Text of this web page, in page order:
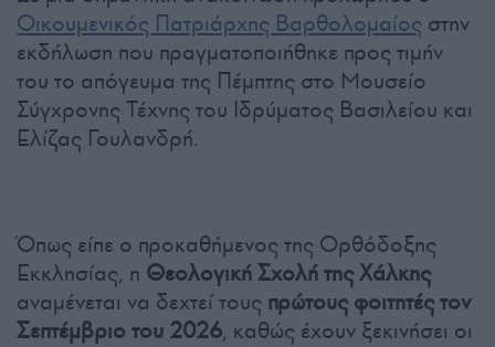
Οικουμενικός Πατριάρχης Βαρθολομαίος στην
εκδήλωση που πραγματοποιήθηκε προς τιμήν
του το απόγευμα της Πέμπτης στο Μουσείο
Σύγχρονης Τέχνης του Ιδρύματος Βασιλείου και
Ελίζας Γουλανδρή.
Όπως είπε ο προκαθήμενος της Ορθόδοξης
Εκκλησίας, η Θεολογική Σχολή της Χάλκης
αναμένεται να δεχτεί τους πρώτους φοιτητές τον
Σεπτέμβριο του 2026, καθώς έχουν ξεκινήσει οι